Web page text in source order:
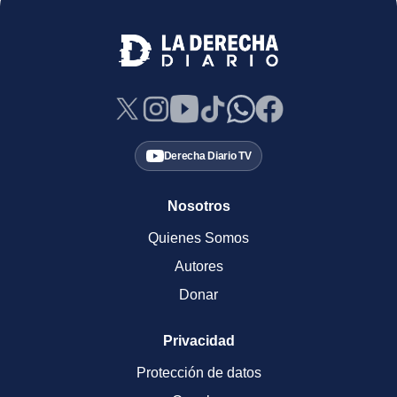
Derecha Diario TV
Nosotros
Quienes Somos
Autores
Donar
Privacidad
Protección de datos